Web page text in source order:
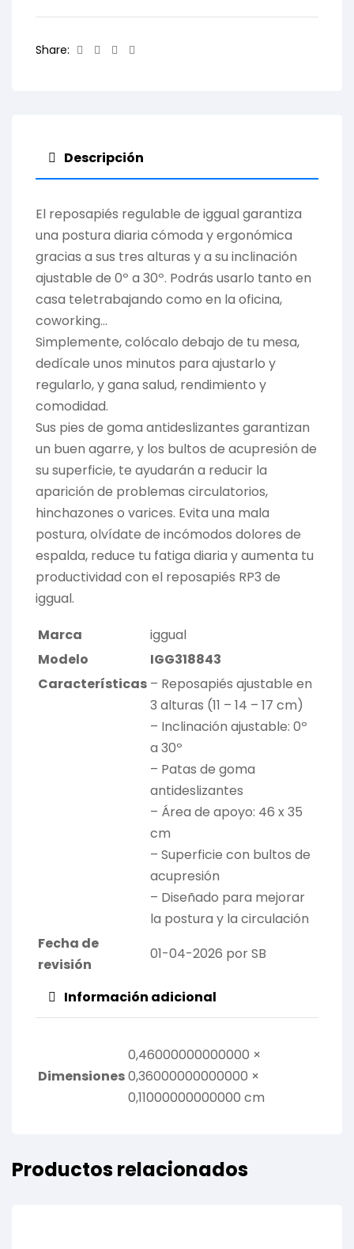
Share: Facebook
TwitterLinkedin
Descripción
El reposapiés regulable de iggual garantiza
una postura diaria cómoda y ergonómica
gracias a sus tres alturas y a su inclinación
ajustable de 0º a 30º. Podrás usarlo tanto en
casa teletrabajando como en la oficina,
coworking…
Simplemente, colócalo debajo de tu mesa,
dedícale unos minutos para ajustarlo y
regularlo, y gana salud, rendimiento y
comodidad.
Sus pies de goma antideslizantes garantizan
un buen agarre, y los bultos de acupresión de
su superficie, te ayudarán a reducir la
aparición de problemas circulatorios,
hinchazones o varices. Evita una mala
postura, olvídate de incómodos dolores de
espalda, reduce tu fatiga diaria y aumenta tu
productividad con el reposapiés RP3 de
iggual.
Marca
iggual
Modelo
IGG318843
Características – Reposapiés ajustable en
3 alturas (11 – 14 – 17 cm)
– Inclinación ajustable: 0º
a 30º
– Patas de goma
antideslizantes
– Área de apoyo: 46 x 35
cm
– Superficie con bultos de
acupresión
– Diseñado para mejorar
la postura y la circulación
Fecha de
revisión
01-04-2026 por SB
Información adicional
Dimensiones
0,46000000000000 ×
0,36000000000000 ×
0,11000000000000 cm
Productos relacionados